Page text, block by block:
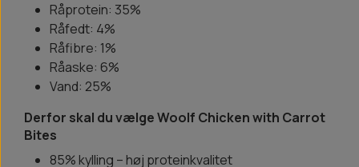
Råprotein: 35%
Råfedt: 4%
Råfibre: 1%
Råaske: 6%
Vand: 25%
Derfor skal du vælge Woolf Chicken with Carrot
Bites
85% kylling – høj proteinkvalitet